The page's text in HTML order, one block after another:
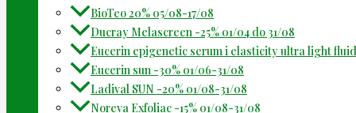
BioTeo 20% 05/08-17/08
Ducray Melascreen -25% 01/04 do 31/08
Eucerin epigenetic serum i elasticity ultra light
Eucerin sun -30% 01/06-31/08
Ladival SUN -20% 01/08-31/08
Noreva Exfoliac -15% 01/08-31/08